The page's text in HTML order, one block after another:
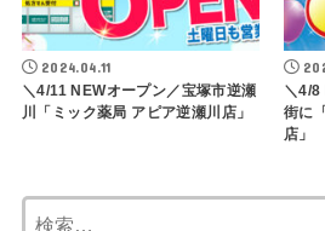
2024.04.11
＼4/11 NEWオープン／宝塚市逆瀬
川「ミック薬局 アピア逆瀬川店」
＼4/8
街に
店」